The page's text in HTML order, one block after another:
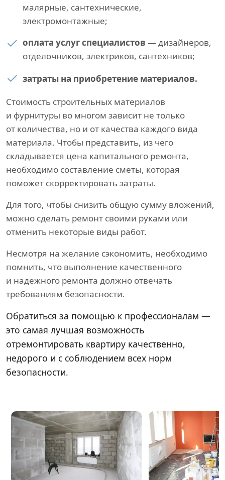
малярные, сантехнические,
электромонтажные;
оплата услуг специалистов — дизайнеров,
отделочников, электриков, сантехников;
затраты на приобретение материалов.
Стоимость строительных материалов
и фурнитуры во многом зависит не только
от количества, но и от качества каждого вида
материала. Чтобы представить, из чего
складывается цена капитального ремонта,
необходимо составление сметы, которая
поможет скорректировать затраты.
Для того, чтобы снизить общую сумму вложений,
можно сделать ремонт своими руками или
отменить некоторые виды работ.
Несмотря на желание сэкономить, необходимо
помнить, что выполнение качественного
и надежного ремонта должно отвечать
требованиям безопасности.
Обратиться за помощью к профессионалам —
это самая лучшая возможность
отремонтировать квартиру качественно,
недорого и с соблюдением всех норм
безопасности.